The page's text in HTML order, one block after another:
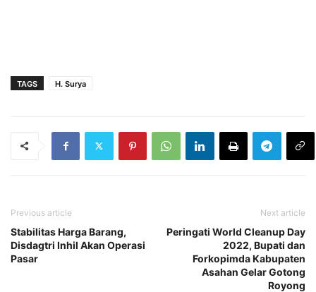
TAGS H. Surya
Previous article
Stabilitas Harga Barang,
Disdagtri Inhil Akan Operasi
Pasar
Next article
Peringati World Cleanup Day
2022, Bupati dan
Forkopimda Kabupaten
Asahan Gelar Gotong
Royong